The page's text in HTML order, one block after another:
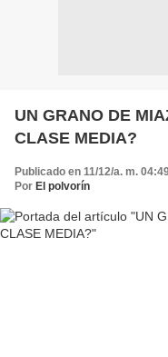
UN GRANO DE
CLASE MEDIA?
Publicado en 11/12/a. m.
Por El polvorín